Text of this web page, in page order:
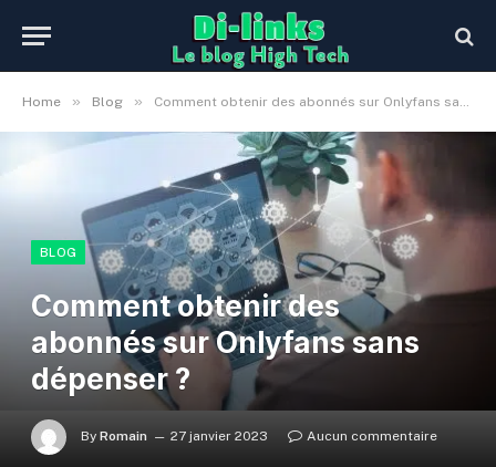
Home » Blog » Comment obtenir des abonnés sur Onlyfans sans dépenser ?
BLOG
Comment obtenir des
abonnés sur Onlyfans sans
dépenser ?
By Romain 27 janvier 2023 Aucun commentaire